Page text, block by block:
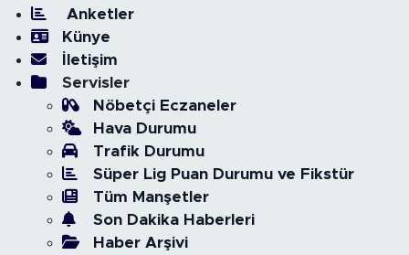
Anketler
Künye
İletişim
Servisler
Nöbetçi Eczaneler
Hava Durumu
Trafik Durumu
Süper Lig Puan Durumu ve Fikstür
Tüm Manşetler
Son Dakika Haberleri
Haber Arşivi